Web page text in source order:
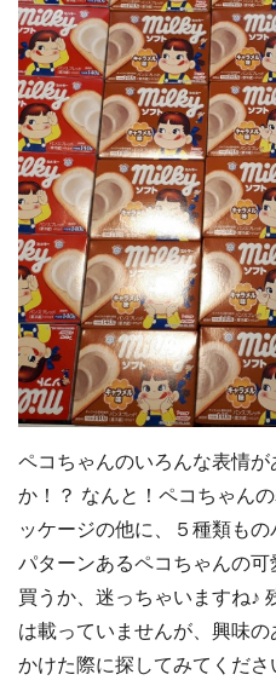
ペコちゃんのいろんな表情
か！？ なんと！ペコちゃん
ッケージの他に、５種類も
パターンあるペコちゃんの
買うか、迷っちゃいますね♪
は載っていませんが、興味
かけた際に探してみてくだ